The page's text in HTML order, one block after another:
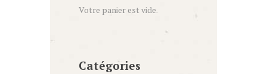
Votre panier est vide.
Catégories